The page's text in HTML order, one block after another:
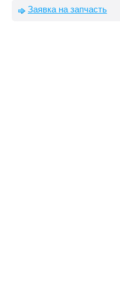
Заявка на запчасть